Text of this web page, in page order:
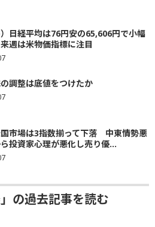
）日経平均は76円安の65,606円で小幅
週は米物価指標に注目
調整は底値をつけたか
国市場は3指数揃って下落 中東情勢悪
投資家心理が悪化し売り優...
の過去記事を読む